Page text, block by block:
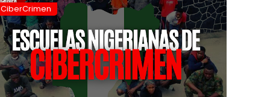
CiberCrimen